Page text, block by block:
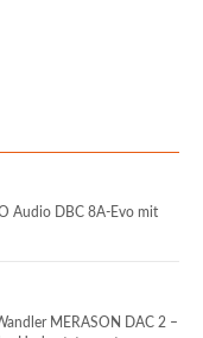
Audio DBC 8A-Evo mit
MERASON DAC 2 –